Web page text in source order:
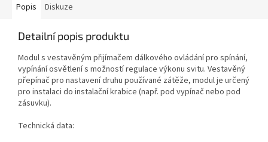
Popis Diskuze
Detailní popis produktu
Modul s vestavěným přijímačem dálkového ovládání pro spínání,
vypínání osvětlení s možností regulace výkonu svitu. Vestavěný
přepínač pro nastavení druhu používané zátěže, modul je určený
pro instalaci do instalační krabice (např. pod vypínač nebo pod
zásuvku).
Technická data: